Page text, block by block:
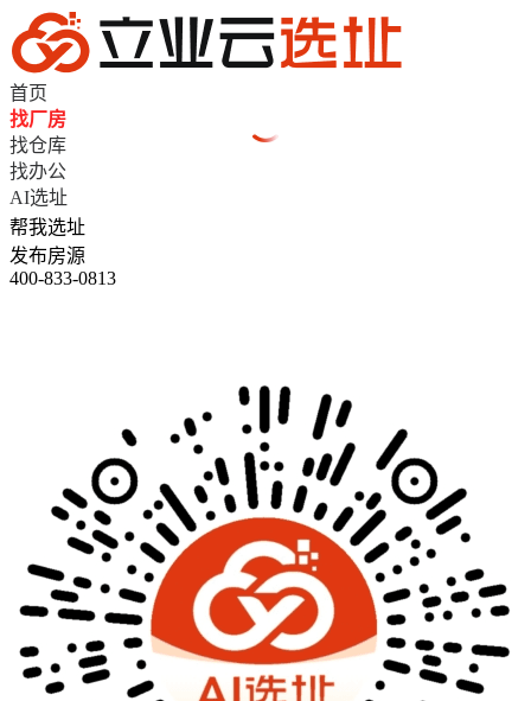
首页
找厂房
找仓库
找办公
AI选址
帮我选址
发布房源
400-833-0813